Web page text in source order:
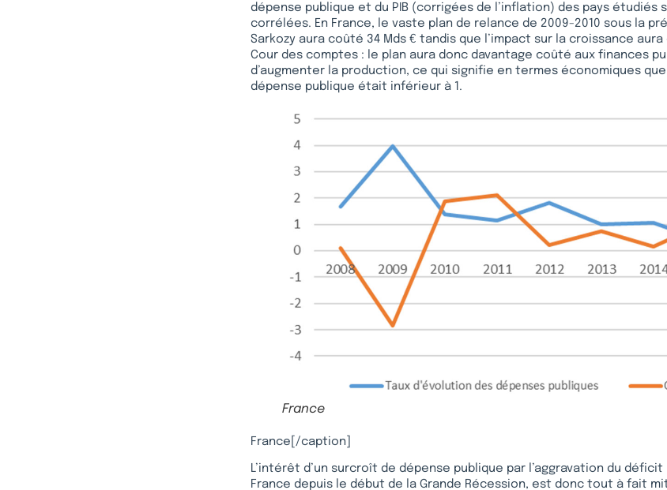
dépense publique et du PIB (corrigées de l’inflation) des pays étudiés
corrélées. En France, le vaste plan de relance de 2009-2010 sous la
Sarkozy aura coûté 34 Mds € tandis que l’impact sur la croissance
Cour des comptes : le plan aura donc davantage coûté aux finances
d’augmenter la production, ce qui signifie en termes économiques
dépense publique était inférieur à 1.
France
France[/caption]
L’intérêt d’un surcroît de dépense publique par l’aggravation du
France depuis le début de la Grande Récession, est donc tout à fait